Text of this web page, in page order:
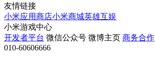
友情链接
小米应用商店小米商城英雄互娱
小米游戏中心
开发者平台 微信公众号 微博主页 商务合作
010-60606666